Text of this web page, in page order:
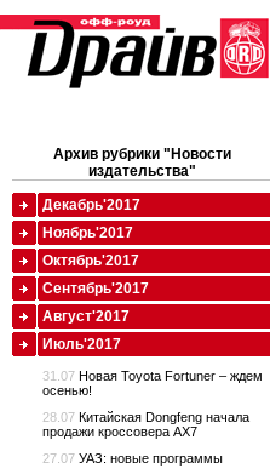
Архив рубрики "Новости
издательства"
Декабрь'2017
Ноябрь'2017
Октябрь'2017
Сентябрь'2017
Август'2017
Июль'2017
31.07 Новая Toyota Fortuner – ждем
осенью!
28.07 Китайская Dongfeng начала
продажи кроссовера AX7
27.07 УАЗ: новые программы